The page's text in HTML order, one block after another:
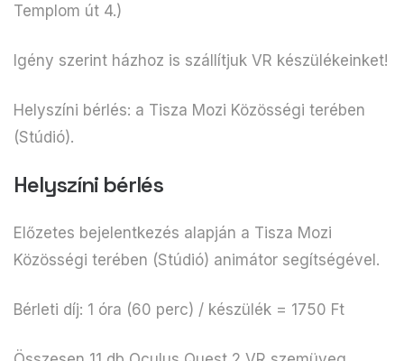
Templom út 4.)
Igény szerint házhoz is szállítjuk VR készülékeinket!
Helyszíni bérlés: a Tisza Mozi Közösségi terében
(Stúdió).
Helyszíni bérlés
Előzetes bejelentkezés alapján a Tisza Mozi
Közösségi terében (Stúdió) animátor segítségével.
Bérleti díj: 1 óra (60 perc) / készülék = 1750 Ft